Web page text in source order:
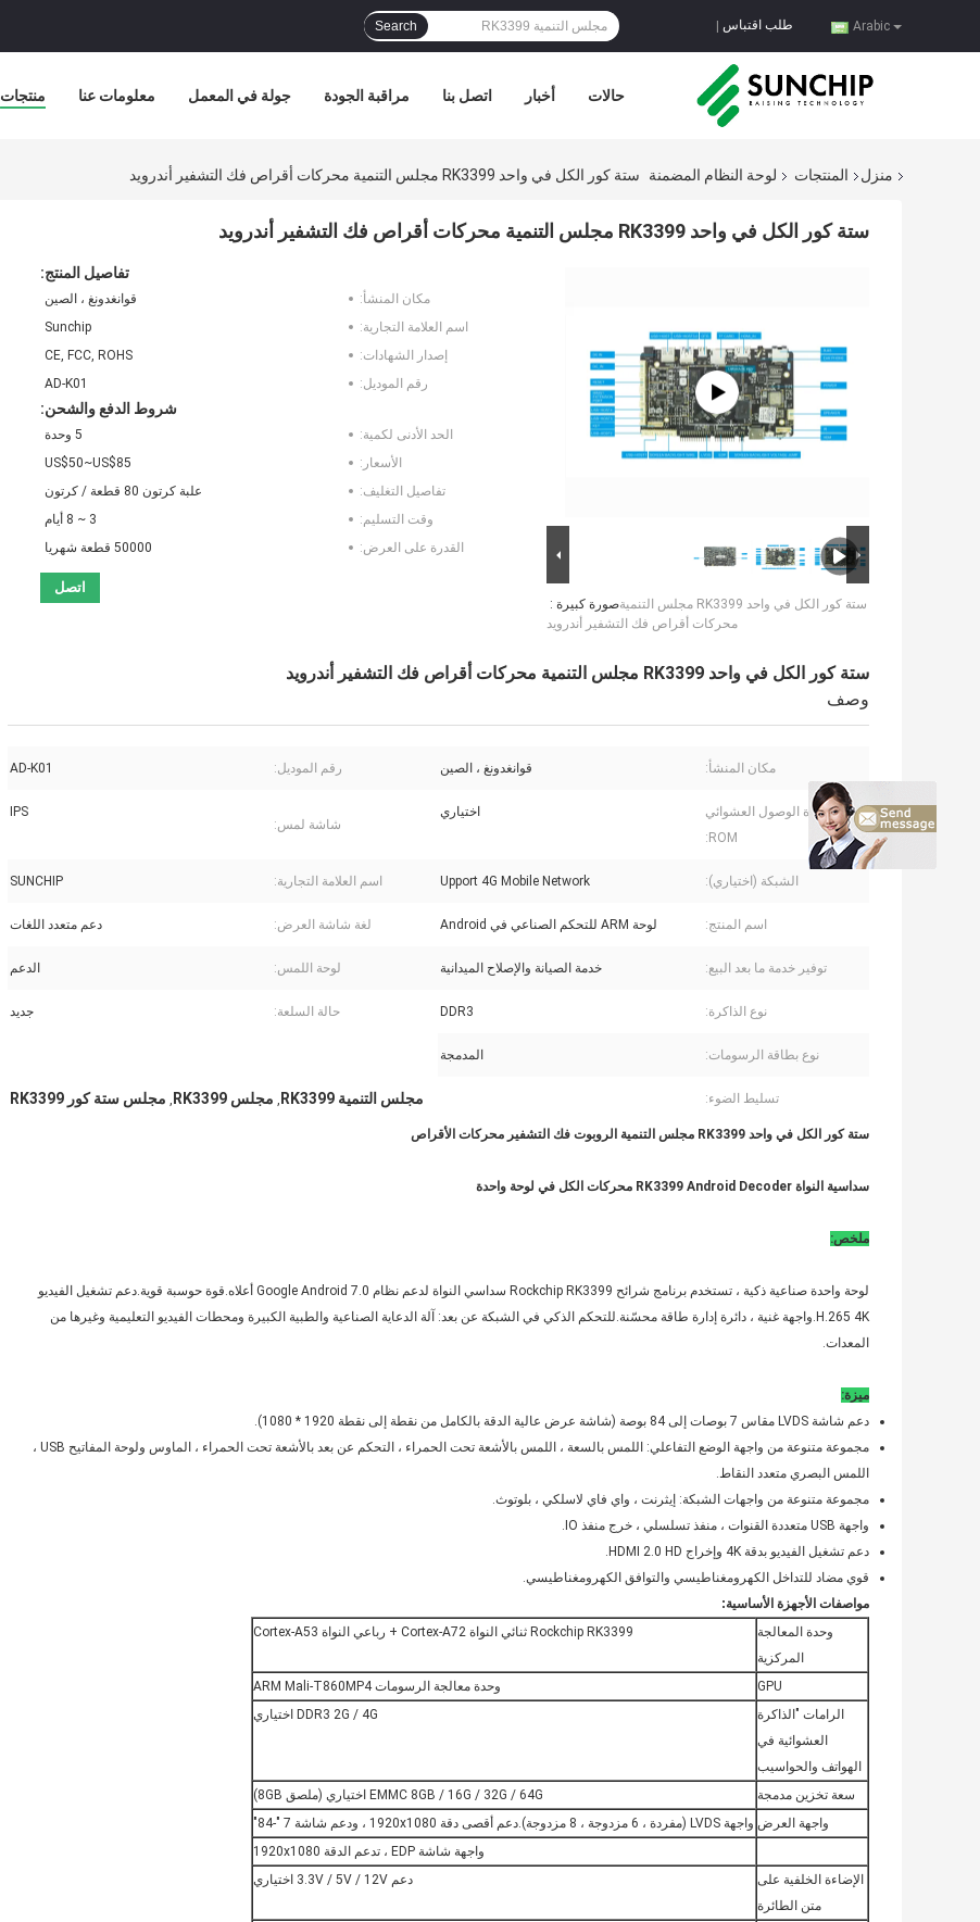
Arabic طلب اقتباس Search
منتجات معلومات عنا جولة في المعمل مراقبة الجودة اتصل بنا أخبار حالات
منزل المنتجات لوحة النظام المضمنة ستة كور الكل في واحد RK3399 مجلس التنمية محركات أقراص فك التشفير أندرويد
ستة كور الكل في واحد RK3399 مجلس التنمية محركات أقراص فك التشفير أندرويد
صورة كبيرة :ستة كور الكل في واحد RK3399 مجلس التنمية
محركات أقراص فك التشفير أندرويد
تفاصيل المنتج:
مكان المنشأ:
قوانغدونغ ، الصين
اسم العلامة التجارية:
Sunchip
إصدار الشهادات:
CE, FCC, ROHS
رقم الموديل:
AD-K01
شروط الدفع والشحن:
الحد الأدنى لكمية:
5 وحدة
الأسعار:
US$50~US$85
تفاصيل التغليف:
علبة كرتون 80 قطعة / كرتون
وقت التسليم:
3 ~ 8 أيام
القدرة على العرض:
50000 قطعة شهريا
اتصل
ستة كور الكل في واحد RK3399 مجلس التنمية محركات أقراص فك التشفير أندرويد
وصف
مكان المنشأ: قوانغدونغ ، الصين رقم الموديل: AD-K01
ذاكرة الوصول العشوائي
ROM:
اختياري
شاشة لمس:
IPS
الشبكة (اختياري): Upport 4G Mobile Network اسم العلامة التجارية: SUNCHIP
اسم المنتج: لوحة ARM للتحكم الصناعي في Android لغة شاشة العرض: دعم متعدد اللغات
توفير خدمة ما بعد البيع: خدمة الصيانة والإصلاح الميدانية لوحة اللمس: الدعم
نوع الذاكرة: DDR3 حالة السلعة: جديد
نوع بطاقة الرسومات: المدمجة
تسليط الضوء: مجلس التنمية RK3399 , مجلس RK3399 , مجلس ستة كور RK3399
ستة كور الكل في واحد RK3399 مجلس التنمية الروبوت فك التشفير محركات الأقراص
سداسية النواة RK3399 Android Decoder محركات الكل في لوحة واحدة
ملخص:
لوحة واحدة صناعية ذكية ، تستخدم برنامج شرائح Rockchip RK3399 سداسي النواة لدعم نظام Google Android 7.0 أعلاه.قوة حوسبة قوية.دعم تشغيل الفيديو
H.265 4K.واجهة غنية ، دائرة إدارة طاقة محسّنة.للتحكم الذكي في الشبكة عن بعد: آلة الدعاية الصناعية والطبية الكبيرة ومحطات الفيديو التعليمية وغيرها من
المعدات.
ميزة:
دعم شاشة LVDS مقاس 7 بوصات إلى 84 بوصة (شاشة عرض عالية الدقة بالكامل من نقطة إلى نقطة 1920 * 1080).
مجموعة متنوعة من واجهة الوضع التفاعلي: اللمس بالسعة ، اللمس بالأشعة تحت الحمراء ، التحكم عن بعد بالأشعة تحت الحمراء ، الماوس ولوحة المفاتيح USB ،
اللمس البصري متعدد النقاط.
مجموعة متنوعة من واجهات الشبكة: إيثرنت ، واي فاي لاسلكي ، بلوتوث.
واجهة USB متعددة القنوات ، منفذ تسلسلي ، خرج منفذ IO.
دعم تشغيل الفيديو بدقة 4K وإخراج HDMI 2.0 HD.
قوي مضاد للتداخل الكهرومغناطيسي والتوافق الكهرومغناطيسي.
مواصفات الأجهزة الأساسية:
وحدة المعالجة
المركزية
Rockchip RK3399 ثنائي النواة Cortex-A72 + رباعي النواة Cortex-A53
GPU
وحدة معالجة الرسومات ARM Mali-T860MP4
الرامات "الذاكرة
العشوائية في
الهواتف والحواسيب
DDR3 2G / 4G اختياري
سعة تخزين مدمجة
EMMC 8GB / 16G / 32G / 64G اختياري (ملصق 8GB)
واجهة العرض واجهة LVDS (مفردة ، 6 مزدوجة ، 8 مزدوجة).دعم أقصى دقة 1920x1080 ، ودعم شاشة 7 "-84"
واجهة شاشة EDP ، تدعم الدقة 1920x1080
الإضاءة الخلفية على
متن الطائرة
دعم 3.3V / 5V / 12V اختياري